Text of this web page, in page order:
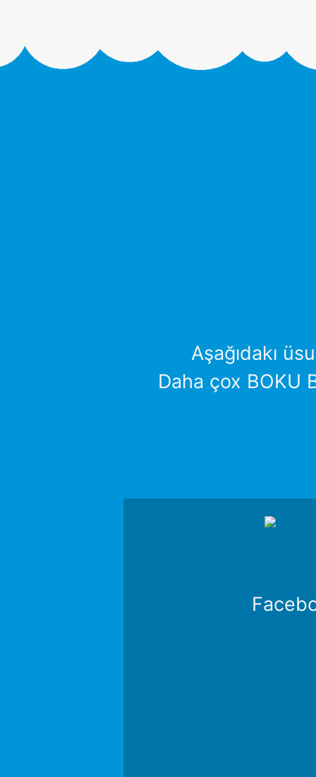
Aşağıdakı
Daha çox BOKU